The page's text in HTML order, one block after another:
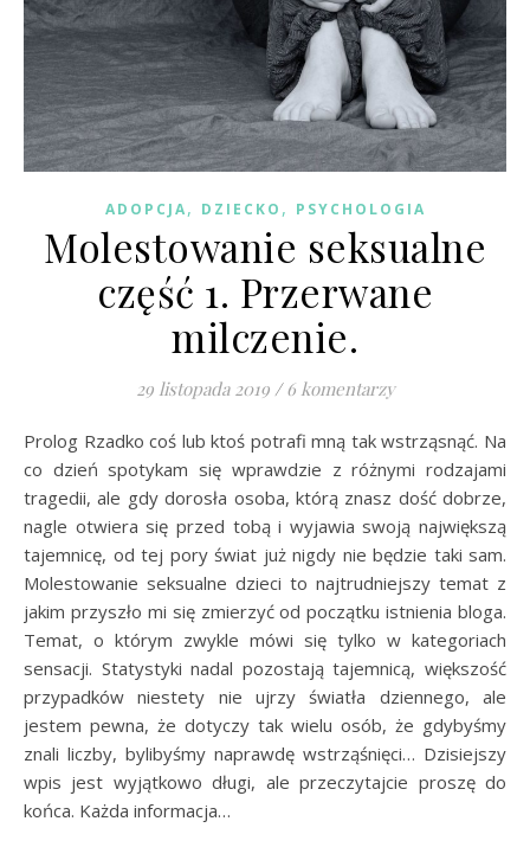
ADOPCJA, DZIECKO , PSYCHOLOGIA
Molestowanie seksualne
część 1. Przerwane
milczenie.
29 listopada 2019 / 6 komentarzy
Prolog Rzadko coś lub ktoś potrafi mną tak wstrząsnąć. Na
co dzień spotykam się wprawdzie z różnymi rodzajami
tragedii, ale gdy dorosła osoba, którą znasz dość dobrze,
nagle otwiera się przed tobą i wyjawia swoją największą
tajemnicę, od tej pory świat już nigdy nie będzie taki sam.
Molestowanie seksualne dzieci to najtrudniejszy temat z
jakim przyszło mi się zmierzyć od początku istnienia bloga.
Temat, o którym zwykle mówi się tylko w kategoriach
sensacji. Statystyki nadal pozostają tajemnicą, większość
przypadków niestety nie ujrzy światła dziennego, ale
jestem pewna, że dotyczy tak wielu osób, że gdybyśmy
znali liczby, bylibyśmy naprawdę wstrząśnięci… Dzisiejszy
wpis jest wyjątkowo długi, ale przeczytajcie proszę do
końca. Każda informacja…